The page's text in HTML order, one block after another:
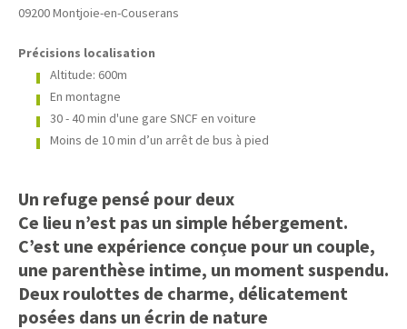
09200Montjoie-en-Couserans
Précisions localisation
Altitude: 600m
En montagne
30 - 40 min d'une gare SNCF en voiture
Moins de 10 min d’un arrêt de bus à pied
Un refuge pensé pour deux
Ce lieu n’est pas un simple hébergement.
C’est une expérience conçue pour un couple,
une parenthèse intime, un moment suspendu.
Deux roulottes de charme, délicatement
posées dans un écrin de nature